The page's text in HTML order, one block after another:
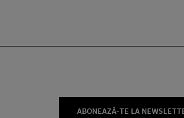
ABONEAZĂ-TE LA